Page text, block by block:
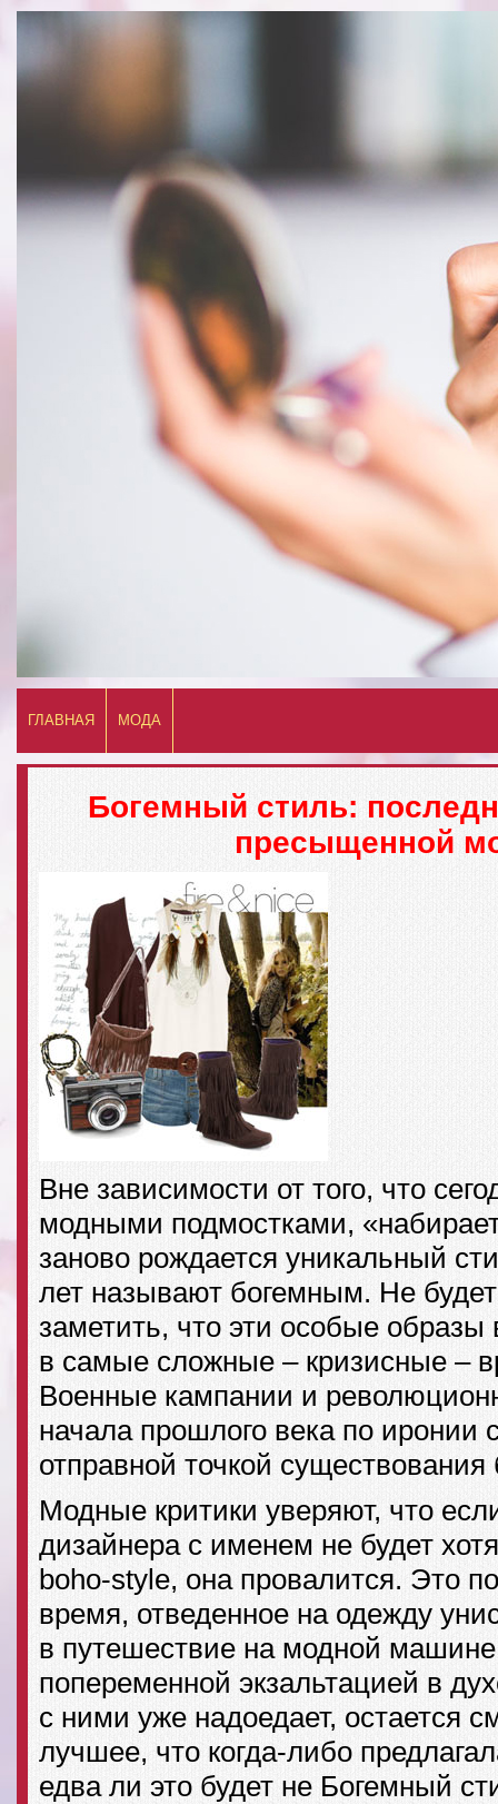
ГЛАВНАЯ МОДА
Богемный стиль:
пресыщенной
Вне зависимости от того, что
модными подмостками,
заново рождается уникальный
лет называют богемным. Не
заметить, что эти особые
в самые сложные – кризисные –
Военные кампании и
начала прошлого века по иронии
отправной точкой существования
Модные критики уверяют, что
дизайнера с именем не будет
boho-style, она провалится. Это
время, отведенное на одежду
в путешествие на модной
попеременной экзальтацией в
с ними уже надоедает, остается
лучшее, что когда-либо
едва ли это будет не Богемный